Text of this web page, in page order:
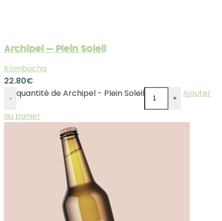
Archipel – Plein Soleil
Kombucha
22.80€
- quantité de Archipel - Plein Soleil +
Ajouter
au panier